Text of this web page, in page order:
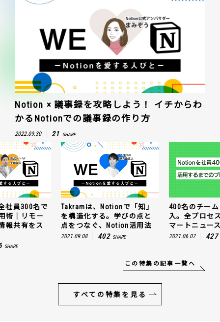
Notion × 議事録を攻略しよう！ イチからわ
かるNotionでの議事録の作り方
2022.09.30 21 SHARE
社員300名で
術｜リモー
報共有をス
SHARE
Takramは、Notionで「知」
を構造化する。学びの点と
点をつなぐ、Notion活用法
2021.09.08 402 SHARE
400名のチー
入。全プロセ
マートニュー
2021.06.07 427
この特集の記事一覧へ
すべての特集を見る